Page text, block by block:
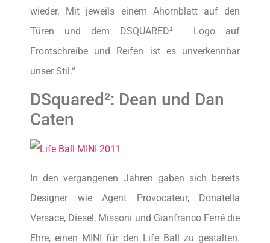
wieder. Mit jeweils einem Ahornblatt auf den
Türen und dem DSQUARED² Logo auf
Frontschreibe und Reifen ist es unverkennbar
unser Stil.“
DSquared²: Dean und Dan
Caten
In den vergangenen Jahren gaben sich bereits
Designer wie Agent Provocateur, Donatella
Versace, Diesel, Missoni und Gianfranco Ferré die
Ehre, einen MINI für den Life Ball zu gestalten.